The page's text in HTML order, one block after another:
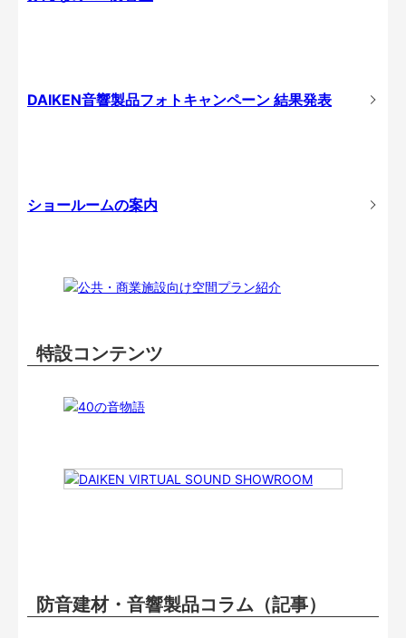
DAIKEN音響製品フォトキャンペーン 結果発表
ショールームの案内
特設コンテンツ
防音建材・音響製品コラム（記事）